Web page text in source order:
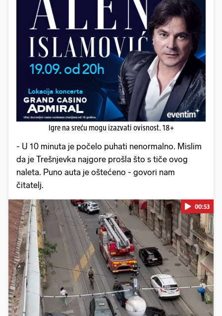
Igre na sreću mogu izazvati ovisnost. 18+
- U 10 minuta je počelo puhati nenormalno. Mislim
da je Trešnjevka najgore prošla što s tiče ovog
naleta. Puno auta je oštećeno - govori nam
čitatelj.
Pokretanje videa...
00:53